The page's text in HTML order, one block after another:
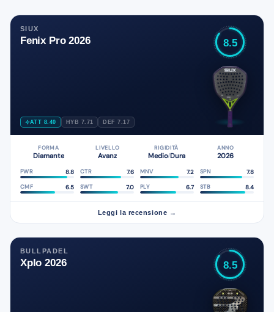
SIUX
Fenix Pro 2026
ATT 8.40 HYB 7.71 DEF 7.17
8.5
FORMA
Diamante
LIVELLO
Avanz
RIGIDITÀ
Medio/Dura
ANNO
2026
PWR 8.8 CTR 7.6 MNV 7.2 SPN 7.8
CMF 6.5 SWT 7.0 PLY 6.7 STB 8.4
Leggi la recensione →
BULLPADEL
Xplo 2026 8.5